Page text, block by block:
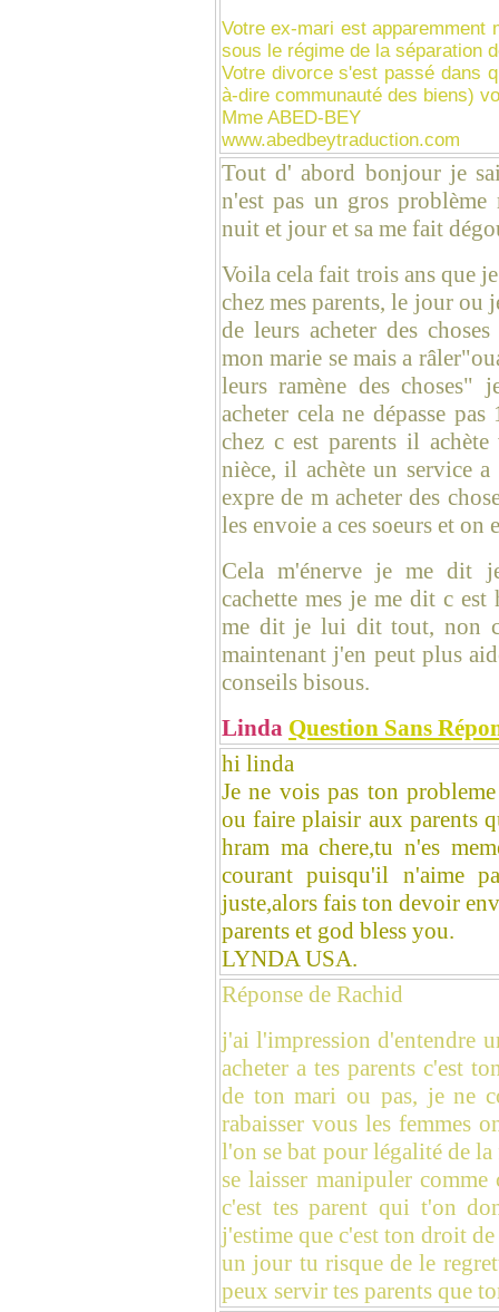
Votre ex-mari est apparemment
sous le régime de la séparation
Votre divorce s'est passé dans
à-dire communauté des biens)
Mme ABED-BEY
www.abedbeytraduction.com
Tout d' abord bonjour je
n'est pas un gros
nuit et jour et sa me fait
Voila cela fait trois ans que
chez mes parents, le jour
de leurs acheter des
mon marie se mais a
leurs ramène des
acheter cela ne dépasse
chez c est parents il
nièce, il achète un service
expre de m acheter des
les envoie a ces soeurs et on
Cela m'énerve je me dit
cachette mes je me dit c
me dit je lui dit tout, non
maintenant j'en peut plus
conseils bisous.
Linda Question Sans
hi linda
Je ne vois pas ton
ou faire plaisir aux parents
hram ma chere,tu n'es
courant puisqu'il n'aime
juste,alors fais ton devoir
parents et god bless you.
LYNDA USA.
Réponse de Rachid
j'ai l'impression d'entendre
acheter a tes parents c'est
de ton mari ou pas, je ne
rabaisser vous les femmes
l'on se bat pour légalité de
se laisser manipuler
c'est tes parent qui t'on
j'estime que c'est ton droit
un jour tu risque de le
peux servir tes parents que